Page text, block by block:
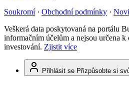
Soukromí · Obchodní podmínky ·
Veškerá data poskytovaná na portálu
informačním účelům a nejsou určena k
investování. Zjistit více
Přihlásit se Přizpůsobte si